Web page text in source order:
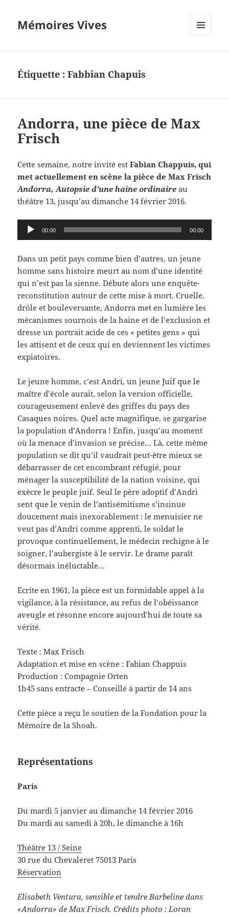
Mémoires Vives
Étiquette :Fabbian Chapuis
Andorra, une pièce de Max
Frisch
Cette semaine, notre invité est Fabian Chappuis, qui
met actuellement en scène la pièce de Max Frisch
Andorra, Autopsie d’une haine ordinaire au
théâtre 13, jusqu’au dimanche 14 février 2016.
Lecteur
audio
00:00 00:00
Dans un petit pays comme bien d’autres, un jeune
homme sans histoire meurt au nom d’une identité
qui n’est pas la sienne. Débute alors une enquête-
reconstitution autour de cette mise à mort. Cruelle,
drôle et bouleversante, Andorra met en lumière les
mécanismes sournois de la haine et de l’exclusion et
dresse un portrait acide de ces « petites gens » qui
les attisent et de ceux qui en deviennent les victimes
expiatoires.
Le jeune homme, c’est Andri, un jeune Juif que le
maître d’école aurait, selon la version officielle,
courageusement enlevé des griffes du pays des
Casaques noires. Quel acte magnifique, se gargarise
la population d’Andorra ! Enfin, jusqu’au moment
où la menace d’invasion se précise… Là, cette même
population se dit qu’il vaudrait peut-être mieux se
débarrasser de cet encombrant réfugié, pour
ménager la susceptibilité de la nation voisine, qui
exècre le peuple juif. Seul le père adoptif d’Andri
sent que le venin de l’antisémitisme s’insinue
doucement mais inexorablement : le menuisier ne
veut pas d’Andri comme apprenti, le soldat le
provoque continuellement, le médecin rechigne à le
soigner, l’aubergiste à le servir. Le drame paraît
désormais inéluctable…
Ecrite en 1961, la pièce est un formidable appel à la
vigilance, à la résistance, au refus de l’obéissance
aveugle et résonne encore aujourd’hui de toute sa
vérité.
Texte : Max Frisch
Adaptation et mise en scène : Fabian Chappuis
Production : Compagnie Orten
1h45 sans entracte – Conseillé à partir de 14 ans
Cette pièce a reçu le soutien de la Fondation pour la
Mémoire de la Shoah.
Représentations
Paris
Du mardi 5 janvier au dimanche 14 février 2016
Du mardi au samedi à 20h, le dimanche à 16h
Théâtre 13 / Seine
30 rue du Chevaleret 75013 Paris
Réservation
Elisabeth Ventura, sensible et tendre Barbeline dans
«Andorra» de Max Frisch. Crédits photo : Loran